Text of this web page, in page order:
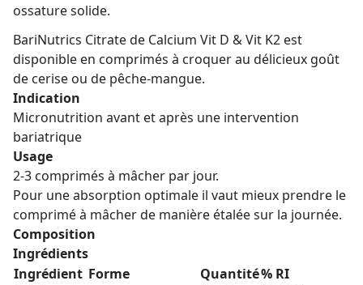
ossature solide.
BariNutrics Citrate de Calcium Vit D & Vit K2 est
disponible en comprimés à croquer au délicieux goût
de cerise ou de pêche-mangue.
Indication
Micronutrition avant et après une intervention
bariatrique
Usage
2-3 comprimés à mâcher par jour.
Pour une absorption optimale il vaut mieux prendre le
comprimé à mâcher de manière étalée sur la journée.
Composition
Ingrédients
Ingrédient Forme Quantité% RI